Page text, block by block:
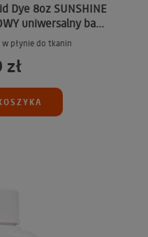
Dye 8oz SUNSHINE
uniwersalny ba...
płynie do tkanin
zł